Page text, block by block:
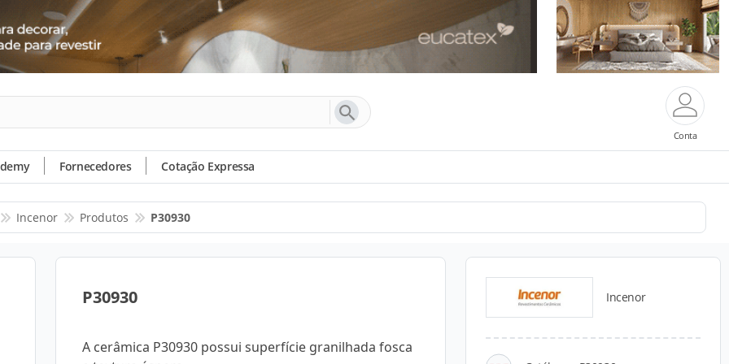
Conta
Fornecedores Cotação Expressa
Incenor Produtos P30930
P30930
A cerâmica P30930 possui superfície granilhada fosca
Incenor